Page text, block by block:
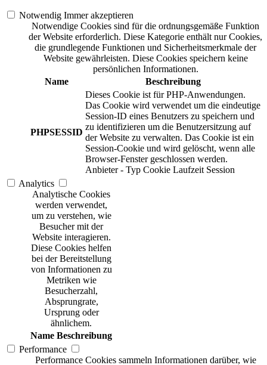
Notwendig Immer akzeptieren
Notwendige Cookies sind für die ordnungsgemäße Funktion
der Website erforderlich. Diese Kategorie enthält nur Cookies,
die grundlegende Funktionen und Sicherheitsmerkmale der
Website gewährleisten. Diese Cookies speichern keine
persönlichen Informationen.
Name
Beschreibung
PHPSESSID
Dieses Cookie ist für PHP-Anwendungen.
Das Cookie wird verwendet um die eindeutige
Session-ID eines Benutzers zu speichern und
zu identifizieren um die Benutzersitzung auf
der Website zu verwalten. Das Cookie ist ein
Session-Cookie und wird gelöscht, wenn alle
Browser-Fenster geschlossen werden.
Anbieter - Typ Cookie Laufzeit Session
Analytics
Analytische Cookies
werden verwendet,
um zu verstehen, wie
Besucher mit der
Website interagieren.
Diese Cookies helfen
bei der Bereitstellung
von Informationen zu
Metriken wie
Besucherzahl,
Absprungrate,
Ursprung oder
ähnlichem.
Name Beschreibung
Performance
Performance Cookies sammeln Informationen darüber, wie